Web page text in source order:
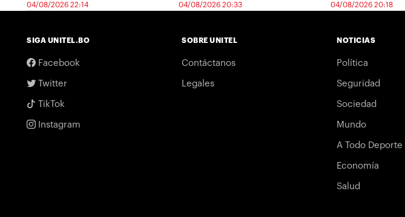
04/08/2026 22:14 04/08/2026 20:33 04/08/2026 20:18
SIGA UNITEL.BO
Facebook
Twitter
TikTok
Instagram
SOBRE UNITEL
Contáctanos
Legales
NOTICIAS
Política
Seguridad
Sociedad
Mundo
A Todo Deporte
Economía
Salud